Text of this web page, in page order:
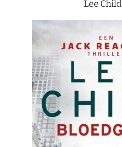
Lee Child